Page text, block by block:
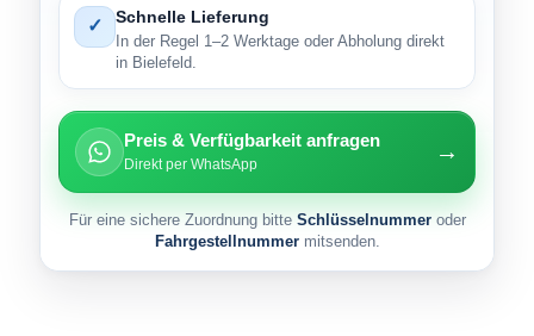
✓ Schnelle Lieferung
In der Regel 1–2 Werktage oder Abholung direkt
in Bielefeld.
Preis & Verfügbarkeit anfragen
Direkt per WhatsApp →
Für eine sichere Zuordnung bitte Schlüsselnummeroder
Fahrgestellnummermitsenden.